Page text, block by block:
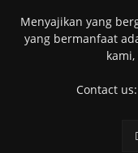
Menyajikan yang
yang bermanfaat
Contact us: